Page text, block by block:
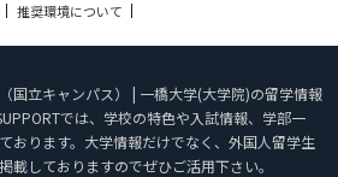
推奨環境について
国立キャンパス） | 一橋大学(大学院)の留学情報
では、学校の特色や入試情報、学部一
おります。大学情報だけでなく、外国人留学生
載しておりますのでぜひご活用下さい。